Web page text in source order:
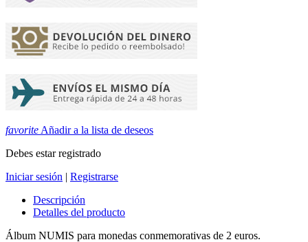
favorite Añadir a la lista de deseos
Debes estar registrado
Iniciar sesión | Registrarse
Descripción
Detalles del producto
Álbum NUMIS para monedas conmemorativas de 2 euros.